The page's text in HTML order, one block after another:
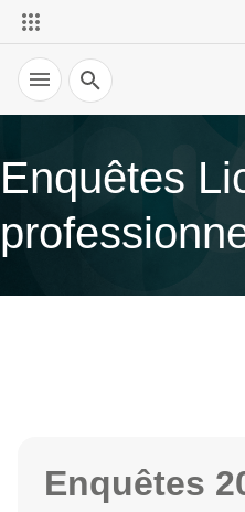
Recherche
Enquêtes
Enquêtes